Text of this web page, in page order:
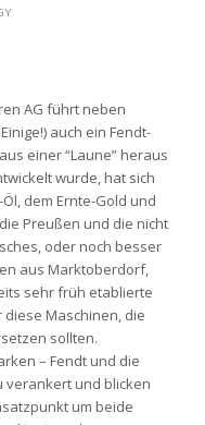
AG führt neben
auch ein Fendt-
einer “Laune” heraus
wurde, hat sich
dem Ernte-Gold und
Preußen und die nicht
oder noch besser
aus Marktoberdorf,
sehr früh etablierte
diese Maschinen, die
sollten.
– Fendt und die
verankert und blicken
um beide